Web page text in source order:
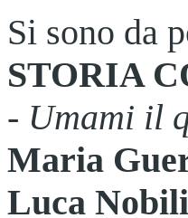
Si sono da
STORIA
- Umami il
Maria
Luca Nobili